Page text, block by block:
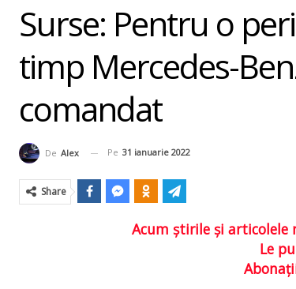
Surse: Pentru o
timp Mercedes-
comandat
De Alex Pe 31 ianuarie 2022
Share
Acum ştirile şi articolele
Le